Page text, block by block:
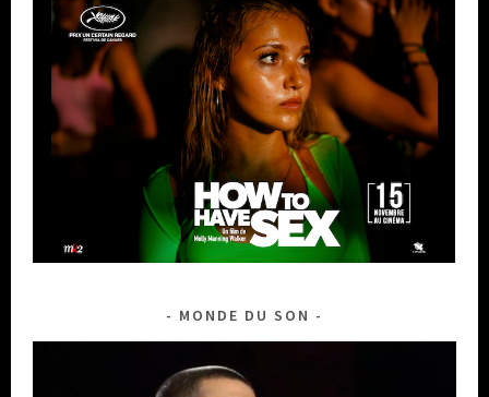
MONDE DU SON